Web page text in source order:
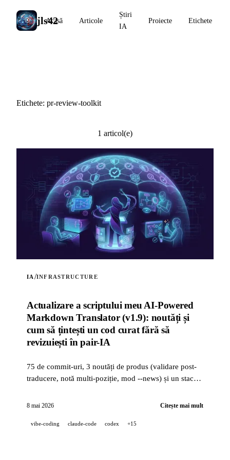
jls42
Acasă Articole
Știri
IA
Proiecte Etichete
Etichete: pr-review-toolkit
1 articol(e)
IA /INFRASTRUCTURE
Actualizare a scriptului meu AI-Powered
Markdown Translator (v1.9): noutăți și
cum să țintești un cod curat fără să
revizuiești în pair-IA
75 de commit-uri, 3 noutăți de produs (validare post-
traducere, notă multi-poziție, mod --news) și un stack
revizuire PR asistată de IA) pentru a ținti un cod curat
8 mai 2026 Citește mai mult
vibe-coding claude-code codex +15